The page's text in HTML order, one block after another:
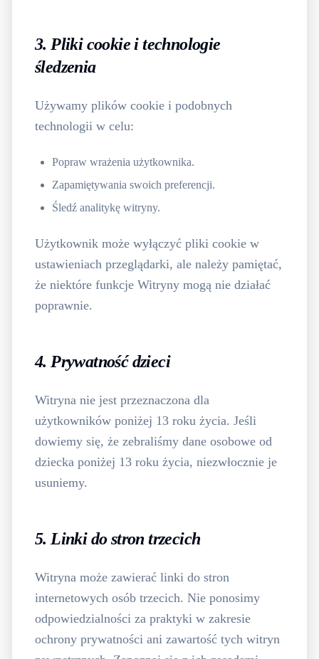
3. Pliki cookie i technologie
śledzenia
Używamy plików cookie i podobnych
technologii w celu:
Popraw wrażenia użytkownika.
Zapamiętywania swoich preferencji.
Śledź analitykę witryny.
Użytkownik może wyłączyć pliki cookie w
ustawieniach przeglądarki, ale należy pamiętać,
że niektóre funkcje Witryny mogą nie działać
poprawnie.
4. Prywatność dzieci
Witryna nie jest przeznaczona dla
użytkowników poniżej 13 roku życia. Jeśli
dowiemy się, że zebraliśmy dane osobowe od
dziecka poniżej 13 roku życia, niezwłocznie je
usuniemy.
5. Linki do stron trzecich
Witryna może zawierać linki do stron
internetowych osób trzecich. Nie ponosimy
odpowiedzialności za praktyki w zakresie
ochrony prywatności ani zawartość tych witryn